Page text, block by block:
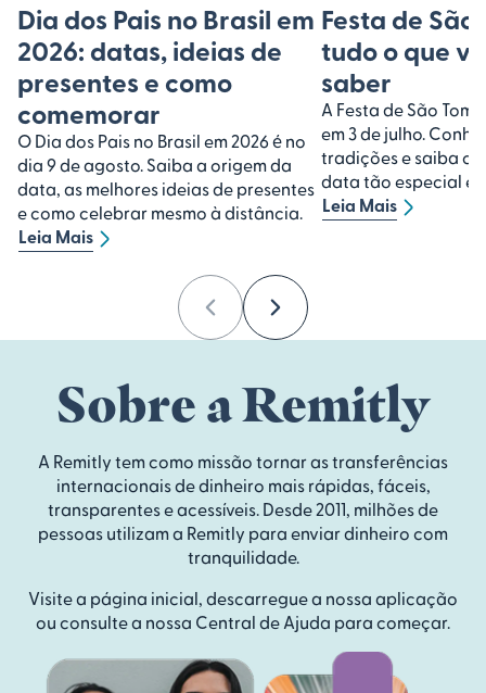
Dia dos Pais no Brasil em
2026: datas, ideias de
presentes e como
comemorar
O Dia dos Pais no Brasil em 2026 é no
dia 9 de agosto. Saiba a origem da
data, as melhores ideias de presentes
e como celebrar mesmo à distância.
Leia Mais
Festa de São
tudo o que
saber
A Festa de São
em 3 de julho.
tradições e saiba
data tão especial
Leia Mais
PreviousNext
Sobre a Remitly
A Remitly tem como missão tornar as transferências
internacionais de dinheiro mais rápidas, fáceis,
transparentes e acessíveis. Desde 2011, milhões de
pessoas utilizam a Remitly para enviar dinheiro com
tranquilidade.
Visite a página inicial, descarregue a nossa aplicação
ou consulte a nossa Central de Ajuda para começar.